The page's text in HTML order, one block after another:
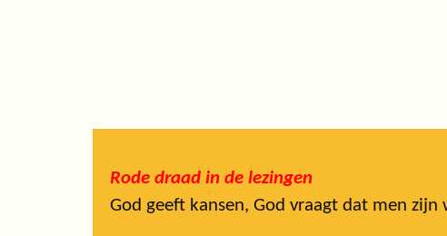
Rode draad in de lezingen
God geeft kansen, God vraagt dat men